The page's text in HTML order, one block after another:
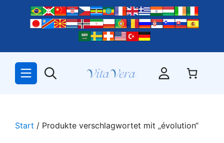
springen
Start / Produkte verschlagwortet mit „évolution“